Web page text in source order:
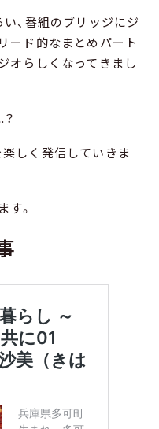
、番組のブリッジにジ
ード的なまとめパート
オらしくなってきまし
しく発信していきま
す。